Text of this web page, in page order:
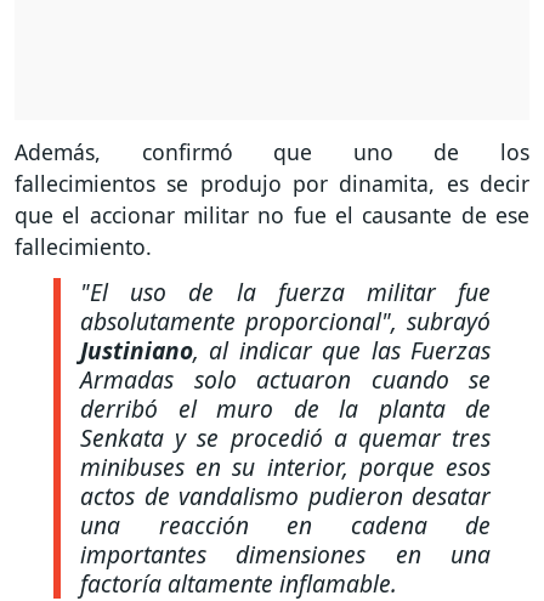
Además, confirmó que uno de los
fallecimientos se produjo por dinamita, es decir
que el accionar militar no fue el causante de ese
fallecimiento.
"El uso de la fuerza militar fue
absolutamente proporcional", subrayó
Justiniano, al indicar que las Fuerzas
Armadas solo actuaron cuando se
derribó el muro de la planta de
Senkata y se procedió a quemar tres
minibuses en su interior, porque esos
actos de vandalismo pudieron desatar
una reacción en cadena de
importantes dimensiones en una
factoría altamente inflamable.